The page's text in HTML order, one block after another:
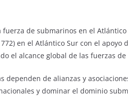
fuerza de submarinos en el
772) en el Atlántico Sur con el
el alcance global de las fuerzas de
dependen de alianzas y
y dominar el dominio